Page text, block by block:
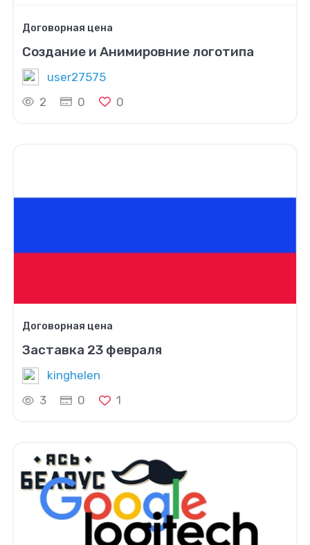
Договорная цена
Создание и Анимировние логотипа
user27575
2
0 0
Договорная цена
Заставка 23 февраля
kinghelen
3
0 1